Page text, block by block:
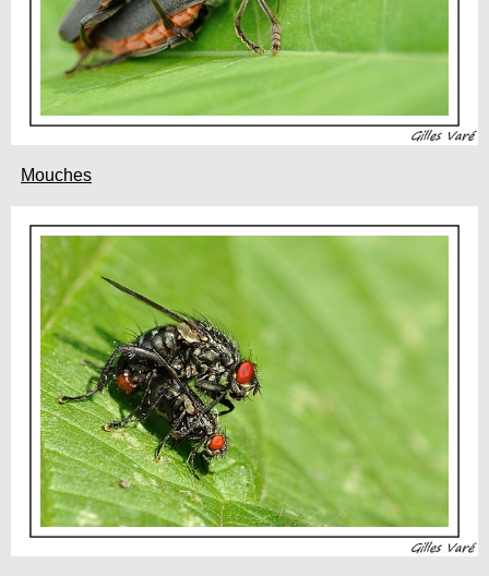
Mouches